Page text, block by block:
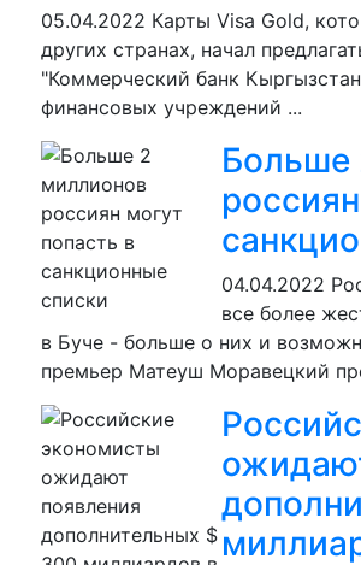
05.04.2022 Карты Visa Gold,
других странах, начал
"Коммерческий банк
финансовых учреждений ...
Больше
04.04.2022
все более
в Буче - больше о них и
премьер Матеуш Моравецкий